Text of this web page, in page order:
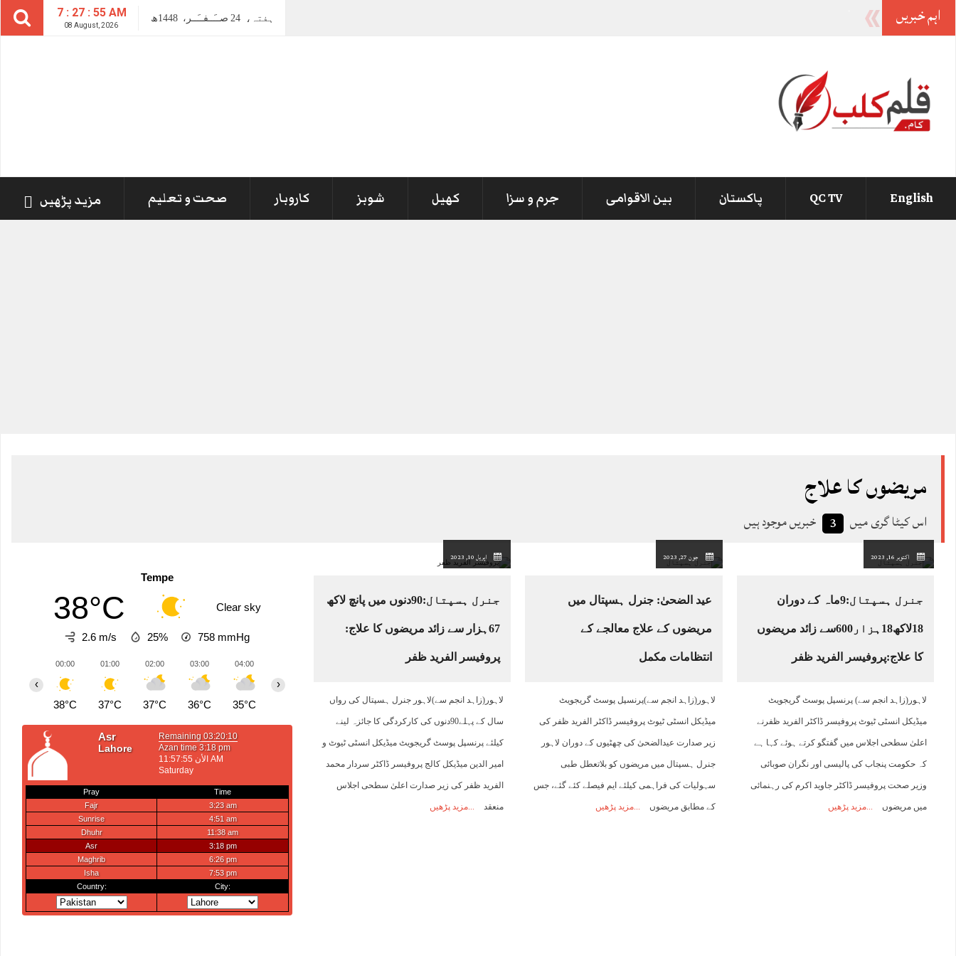
7 : 27 : 56 AM
08 August, 2026
ہفتہ، 24 صــَــفــَــر، 1448ھ اہم خبریں
English
QC TV پاکستان بین الاقوامی جرم و سزا کھیل شوبز کاروبار صحت و تعلیم مزید پڑھیں
مریضوں کا علاج
اس کیٹا گری میں 3 خبریں موجود ہیں
Tempe
38°C Clear sky
2.6 m/s 25% 758 mmHg
00:00
38°C
01:00
37°C
02:00
37°C
03:00
36°C
04:00
35°C 33°C 34°C
08:00
35°C
09:00
38°C 40°C 41°C 43°C
13:00
44°C
14:00
45°C
16:00
46°C
17:00
45°C
18:00
45°C
19:00
44°C
‹ ›
اکتوبر 16, 2023
جنرل ہسپتال:9ماہ کے دوران
18لاکھ18ہزار600سے زائد مریضوں
کا علاج:پروفیسر الفرید ظفر
لاہور(زاہد انجم سے) پرنسپل پوسٹ گریجویٹ
میڈیکل انسٹی ٹیوٹ پروفیسر ڈاکٹر الفرید ظفرنے
اعلیٰ سطحی اجلاس میں گفتگو کرتے ہوئے کہا ہے
کہ حکومت پنجاب کی پالیسی اور نگران صوبائی
وزیر صحت پروفیسر ڈاکٹر جاوید اکرم کی رہنمائی
میں مریضوں مزید پڑھیں
جون 27, 2023
عید الضحیٰ: جنرل ہسپتال میں
مریضوں کے علاج معالجے کے
انتظامات مکمل
لاہور(زاہد انجم سے)پرنسپل پوسٹ گریجویٹ
میڈیکل انسٹی ٹیوٹ پروفیسر ڈاکٹر الفرید ظفر کی
زیر صدارت عیدالضحیٰ کی چھٹیوں کے دوران لاہور
جنرل ہسپتال میں مریضوں کو بلاتعطل طبی
سہولیات کی فراہمی کیلئے ایم فیصلے کئے گئے، جس
کے مطابق مریضوں مزید پڑھیں
اپریل 10, 2023
جنرل ہسپتال:90دنوں میں پانچ لاکھ
67ہزار سے زائد مریضوں کا علاج:
پروفیسر الفرید ظفر
لاہور(زاہد انجم سے)لاہور جنرل ہسپتال کی رواں
سال کے پہلے90دنوں کی کارکردگی کا جائزہ لینے
کیلئے پرنسپل پوسٹ گریجویٹ میڈیکل انسٹی ٹیوٹ و
امیر الدین میڈیکل کالج پروفیسر ڈاکٹر سردار محمد
الفرید ظفر کی زیر صدارت اعلیٰ سطحی اجلاس
منعقد مزید پڑھیں